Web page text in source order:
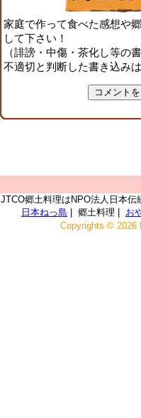
家庭で作って食べた感想や
して下さい！
（誹謗・中傷・茶化し等の
不適切と判断した書き込み
JTCO郷土料理はNPO法人日本
日本ねっ島 | 郷土料理 | お
Copyrights © 2026